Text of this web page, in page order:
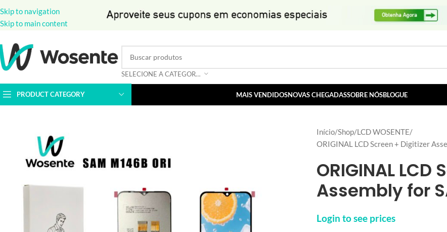
Skip to navigation
Skip to main content
SELECIONE A CATEGORIA
PRODUCT CATEGORY MAIS VENDIDOSNOVAS CHEGADASSOBRE NÓSBLOGUE
Início Shop LCD WOSENTE
ORIGINAL LCD Screen + Digitizer
ORIGINAL
Assembly for
Login to see prices